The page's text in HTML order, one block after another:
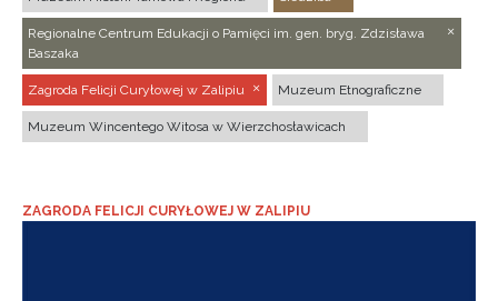
Regionalne Centrum Edukacji o Pamięci im. gen. bryg. Zdzisława
Baszaka
Zagroda Felicji Curyłowej w Zalipiu Muzeum Etnograficzne
Muzeum Wincentego Witosa w Wierzchosławicach
ZAGRODA FELICJI CURYŁOWEJ W ZALIPIU